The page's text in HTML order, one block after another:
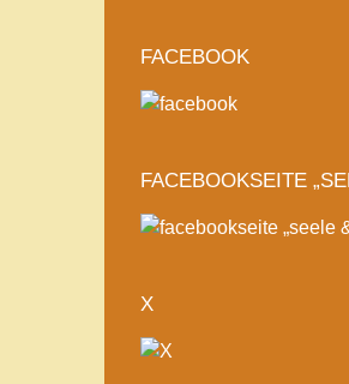
FACEBOOK
FACEBOOKSEITE
X